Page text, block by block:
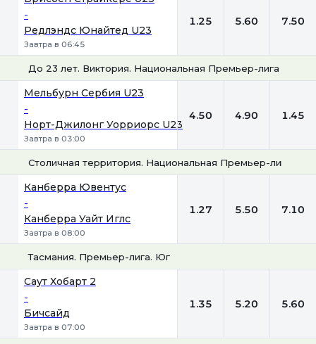
-
Редлэндс Юнайтед U23
Завтра в 06:45
1.25 5.60 7.50
До 23 лет. Виктория. Национальная Премьер-лига 2
Мельбурн Сербия U23
-
Норт-Джилонг Уорриорс U23
Завтра в 03:00
4.50 4.90 1.45
Столичная территория. Национальная Премьер-лига
Канберра Ювентус
-
Канберра Уайт Иглс
Завтра в 08:00
1.27 5.50 7.10
Тасмания. Премьер-лига. Юг
Саут Хобарт 2
-
Бичсайд
Завтра в 07:00
1.35 5.20 5.60